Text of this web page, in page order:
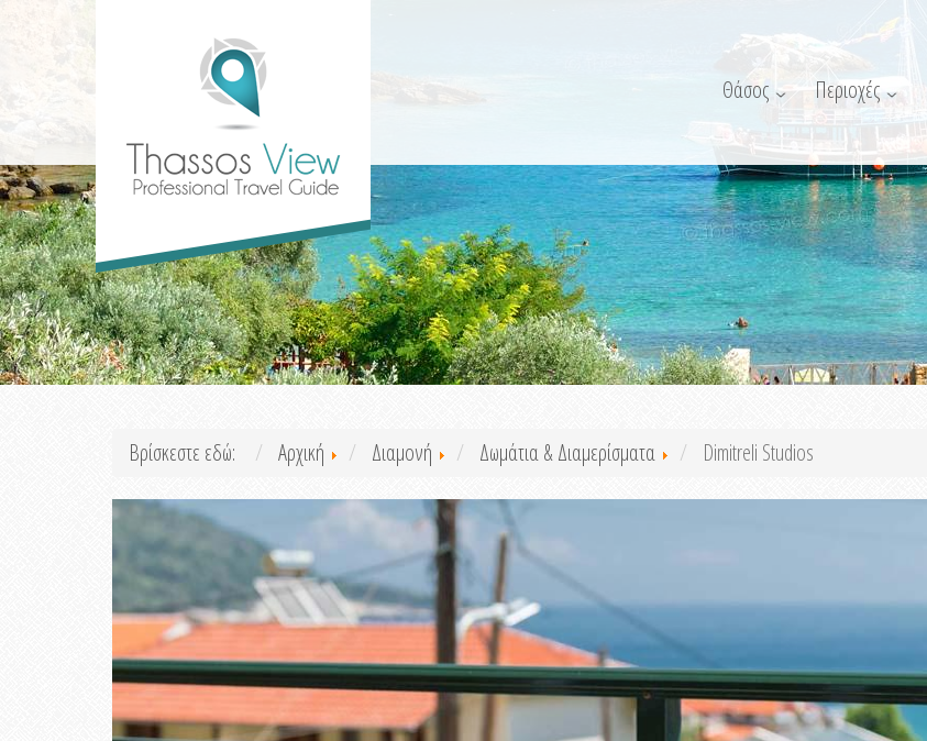
Θάσος Περιοχές
Βρίσκεστε εδώ: Αρχική Διαμονή Δωμάτια & Διαμερίσματα Dimitreli Studios